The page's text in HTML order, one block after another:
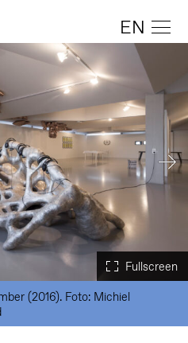
EN
(2016). Foto: Michiel